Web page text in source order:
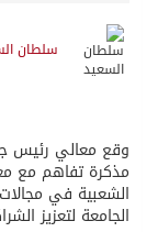
سلطان
وقع معالي رئيس
مذكرة تفاهم مع
الشعبية في
الجامعة لتعزيز